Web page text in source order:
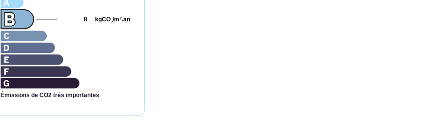
Émissions de CO2 très importantes
kgCO2/m 2.an
8